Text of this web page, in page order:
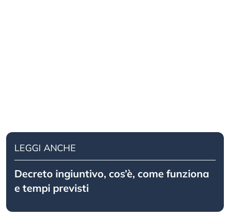
LEGGI ANCHE
Decreto ingiuntivo, cos’è, come funziona
e tempi previsti